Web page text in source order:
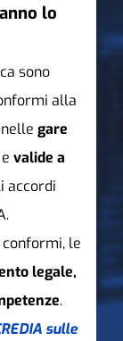
lo
sono
alla
gare
e valide a
accordi
le
legale,
.
sulle